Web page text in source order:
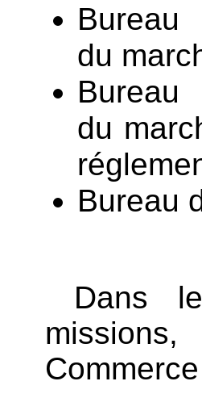
Bureau
du
Bureau
du
Bureau
Dans